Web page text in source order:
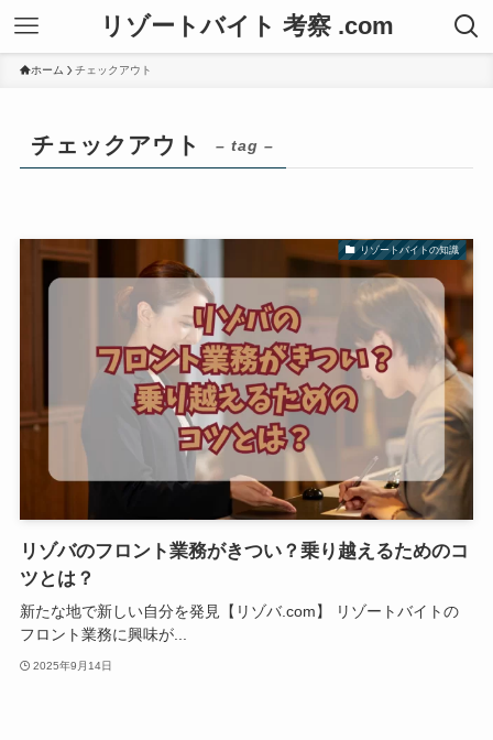
リゾートバイト 考察 .com
ホーム チェックアウト
チェックアウト – tag –
リゾートバイトの知識
リゾバのフロント業務がきつい？乗り越えるためのコ
ツとは？
新たな地で新しい自分を発見【リゾバ.com】 リゾートバイトの
フロント業務に興味が...
2025年9月14日